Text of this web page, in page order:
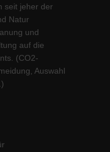
seit jeher der
Natur
und
auf die
(CO2-
Auswahl